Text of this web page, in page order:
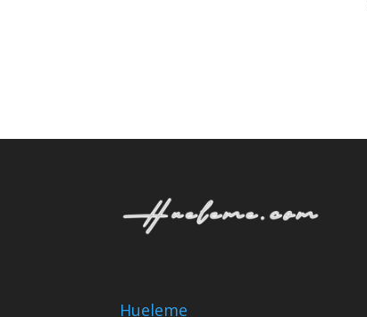
Hueleme